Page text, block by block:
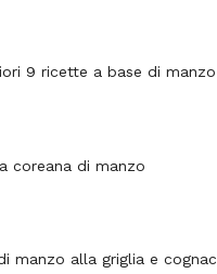
9 ricette a base di manzo
coreana di manzo
manzo alla griglia e cognac